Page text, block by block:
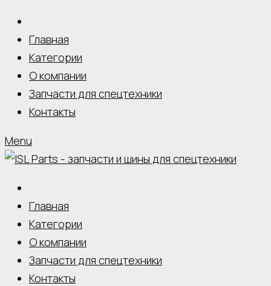
Главная
Категории
О компании
Запчасти для спецтехники
Контакты
Menu
Главная
Категории
О компании
Запчасти для спецтехники
Контакты